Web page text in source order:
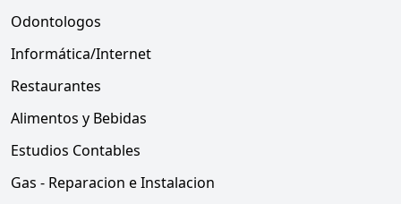
Odontologos
Informática/Internet
Restaurantes
Alimentos y Bebidas
Estudios Contables
Gas - Reparacion e Instalacion